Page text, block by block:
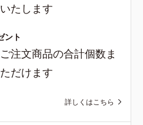
たします
ント
注文商品の合計個数ま
だけます
詳しくはこちら